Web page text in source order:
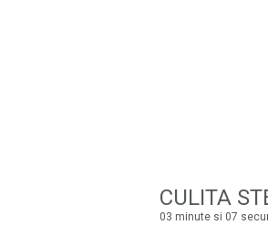
03 minute si 07